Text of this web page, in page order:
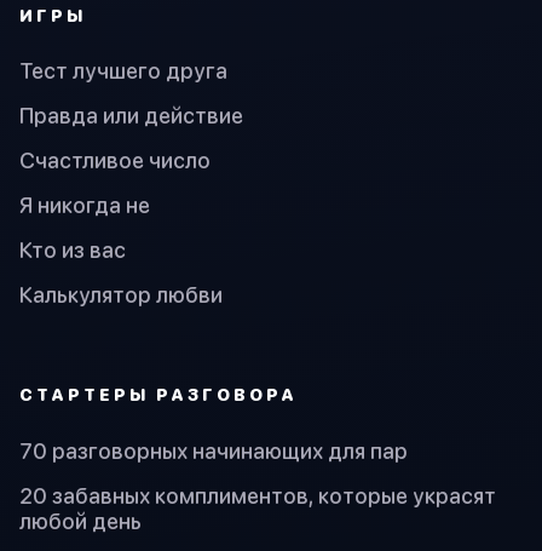
ИГРЫ
Тест лучшего друга
Правда или действие
Счастливое число
Я никогда не
Кто из вас
Калькулятор любви
СТАРТЕРЫ РАЗГОВОРА
70 разговорных начинающих для пар
20 забавных комплиментов, которые украсят
любой день